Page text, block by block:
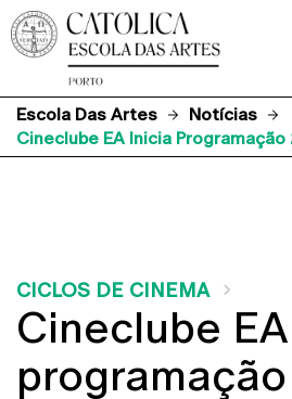
Escola Das Artes
Notícias
Cineclube EA Inicia
CICLOS DE CINEMA
Cineclube
programação